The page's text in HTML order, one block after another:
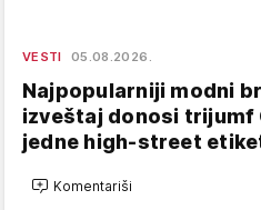
VESTI 05.08.2026.
Najpopularniji modni
izveštaj donosi trijumf
jedne high-street
Komentariši